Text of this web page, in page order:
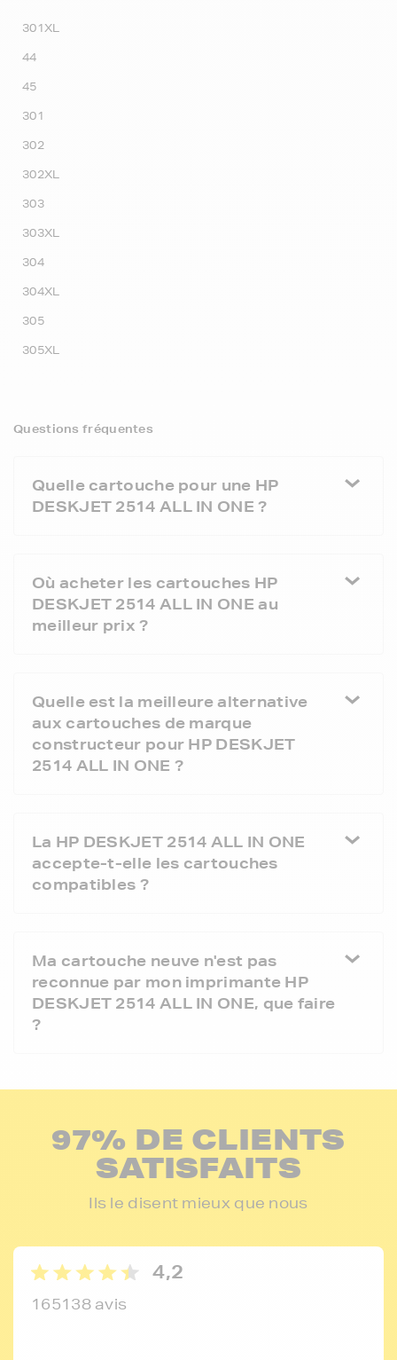
301XL
44
45
301
302
302XL
303
303XL
304
304XL
305
305XL
Questions fréquentes
Quelle cartouche pour une HP
DESKJET 2514 ALL IN ONE ?
Où acheter les cartouches HP
DESKJET 2514 ALL IN ONE au
meilleur prix ?
Quelle est la meilleure alternative
aux cartouches de marque
constructeur pour HP DESKJET
2514 ALL IN ONE ?
La HP DESKJET 2514 ALL IN ONE
accepte-t-elle les cartouches
compatibles ?
Ma cartouche neuve n'est pas
reconnue par mon imprimante HP
DESKJET 2514 ALL IN ONE, que faire
?
97% DE CLIENTS
SATISFAITS
Ils le disent mieux que nous
4,2
165138 avis